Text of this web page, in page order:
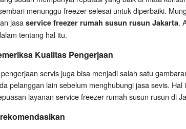
menunggu freezer selesai untuk diperbaiki.
jasa service freezer rumah susun rusun Jakarta.
tentang hal itu.
Kualitas Pengerjaan
servis juga bisa menjadi salah satu
pelanggan lain sebelum menghubungi jasa sevis.
layanan service freezer rumah susun rusun di